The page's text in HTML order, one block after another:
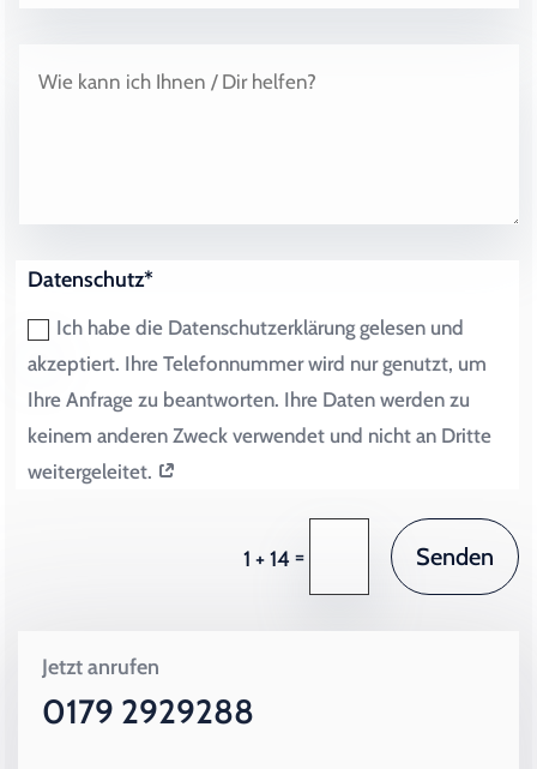
Datenschutz*
Ich habe die Datenschutzerklärung gelesen und
akzeptiert. Ihre Telefonnummer wird nur genutzt, um
Ihre Anfrage zu beantworten. Ihre Daten werden zu
keinem anderen Zweck verwendet und nicht an Dritte
weitergeleitet.
1 + 14 = Senden
Jetzt anrufen
0179 2929288